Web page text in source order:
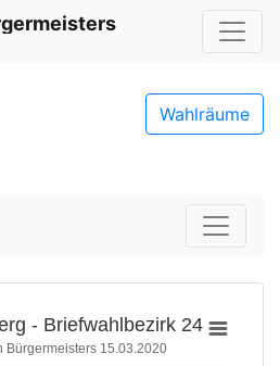
Wahlräume
- Briefwahlbezirk 24
Bürgermeisters 15.03.2020